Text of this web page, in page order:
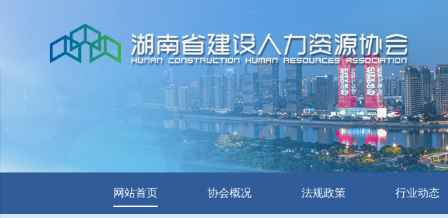
网站首页 协会概况 法规政策 行业动态